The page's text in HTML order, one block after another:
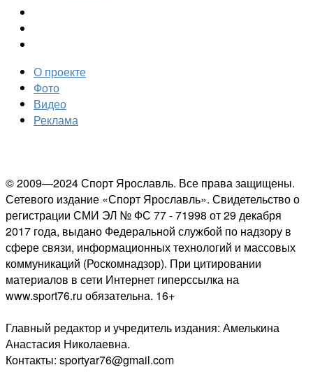
О проекте
Фото
Видео
Реклама
© 2009—2024 Спорт Ярославль. Все права защищены.
Сетевого издание «Спорт Ярославль». Свидетельство о
регистрации СМИ ЭЛ № ФС 77 - 71998 от 29 декабря
2017 года, выдано Федеральной службой по надзору в
сфере связи, информационных технологий и массовых
коммуникаций (Роскомнадзор). При цитировании
материалов в сети Интернет гиперссылка на
www.sport76.ru обязательна. 16+
Главный редактор и учредитель издания: Амелькина
Анастасия Николаевна.
Контакты: sportyar76@gmail.com